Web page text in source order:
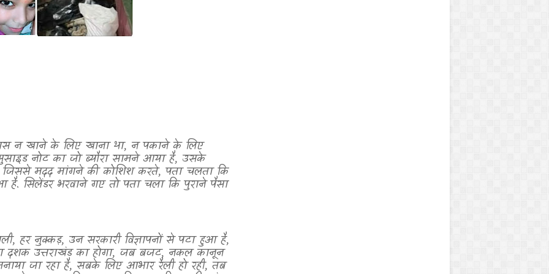
न खाने के लिए खाना था, न पकाने के लिए
नोट का जो ब्यौरा सामने आया है, उसके
मदद मांगने की कोशिश करते, पता चलता कि
है. सिलेंडर भरवाने गए तो पता चला कि पुराने पैसा
, हर नुक्कड़, उन सरकारी विज्ञापनों से पटा हुआ है,
उत्तराखंड का होगा, जब बजट, नकल कानून
जा रहा है,सबके लिए आभार रैली हो रही, तब